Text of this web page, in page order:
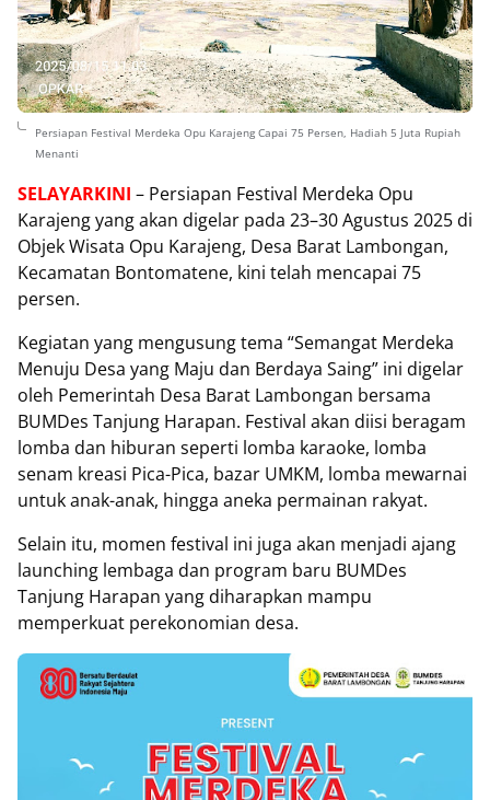
Persiapan Festival Merdeka Opu Karajeng Capai 75 Persen, Hadiah 5 Juta Rupiah
Menanti
SELAYARKINI – Persiapan Festival Merdeka Opu
Karajeng yang akan digelar pada 23–30 Agustus 2025 di
Objek Wisata Opu Karajeng, Desa Barat Lambongan,
Kecamatan Bontomatene, kini telah mencapai 75
persen.
Kegiatan yang mengusung tema “Semangat Merdeka
Menuju Desa yang Maju dan Berdaya Saing” ini digelar
oleh Pemerintah Desa Barat Lambongan bersama
BUMDes Tanjung Harapan. Festival akan diisi beragam
lomba dan hiburan seperti lomba karaoke, lomba
senam kreasi Pica-Pica, bazar UMKM, lomba mewarnai
untuk anak-anak, hingga aneka permainan rakyat.
Selain itu, momen festival ini juga akan menjadi ajang
launching lembaga dan program baru BUMDes
Tanjung Harapan yang diharapkan mampu
memperkuat perekonomian desa.